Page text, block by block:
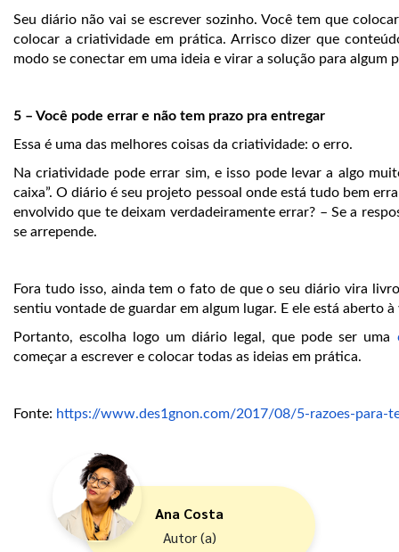
Seu diário não vai se escrever sozinho. Você tem que
colocar a criatividade em prática. Arrisco dizer que
modo se conectar em uma ideia e virar a solução para algum
5 – Você pode errar e não tem prazo pra entregar
Essa é uma das melhores coisas da criatividade: o erro.
Na criatividade pode errar sim, e isso pode levar a algo
caixa”. O diário é seu projeto pessoal onde está tudo bem
envolvido que te deixam verdadeiramente errar? – Se a
se arrepende.
Fora tudo isso, ainda tem o fato de que o seu diário vira
sentiu vontade de guardar em algum lugar. E ele está aberto
Portanto, escolha logo um diário legal, que pode ser uma
começar a escrever e colocar todas as ideias em prática.
Fonte: https://www.des1gnon.com/2017/08/5-razoes-para-
Ana Costa
Autor (a)